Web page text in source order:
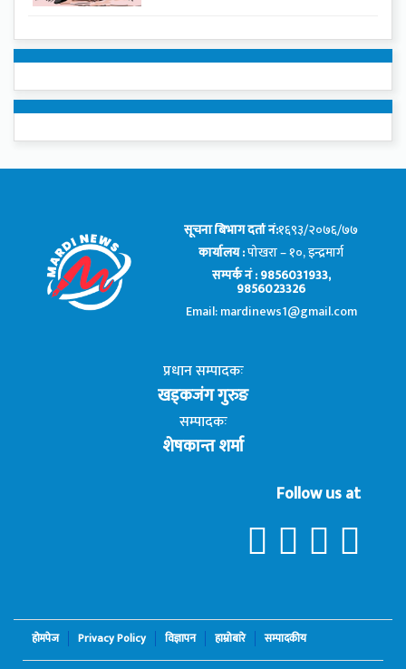
सूचना बिभाग दर्ता नं:१६९३/२०७६/७७
कार्यालय :पोखरा – १०, इन्द्रमार्ग
सम्पर्क नं : 9856031933,
9856023326
Email: mardinews1@gmail.com
प्रधान सम्पादकः
खड्कजंग गुरुङ
सम्पादकः
शेषकान्त शर्मा
Follow us at
होमपेज Privacy Policy विज्ञापन हाम्रोबारे सम्पादकीय